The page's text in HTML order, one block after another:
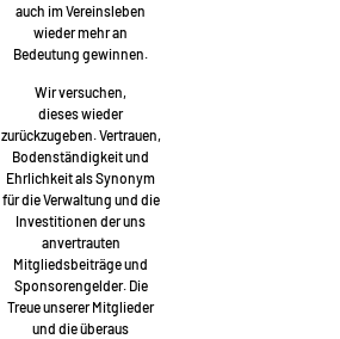
auch im Vereinsleben
wieder mehr an
Bedeutung gewinnen.
Wir versuchen,
dieses wieder
zurückzugeben. Vertrauen,
Bodenständigkeit und
Ehrlichkeit als Synonym
für die Verwaltung und die
Investitionen der uns
anvertrauten
Mitgliedsbeiträge und
Sponsorengelder. Die
Treue unserer Mitglieder
und die überaus